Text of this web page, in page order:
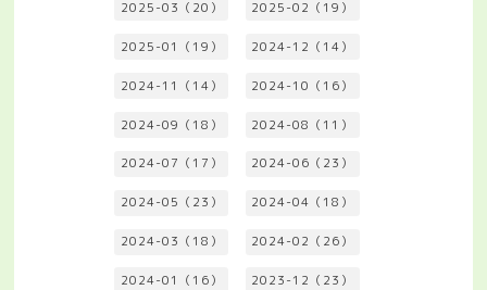
2025-03（20） 2025-02（19）
2025-01（19） 2024-12（14）
2024-11（14） 2024-10（16）
2024-09（18） 2024-08（11）
2024-07（17） 2024-06（23）
2024-05（23） 2024-04（18）
2024-03（18） 2024-02（26）
2024-01（16） 2023-12（23）